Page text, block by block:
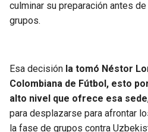
culminar su preparación antes
grupos.
Esa decisión la tomó Néstor
Colombiana de Fútbol, esto
alto nivel que ofrece esa sede
para desplazarse para afrontar
la fase de grupos contra